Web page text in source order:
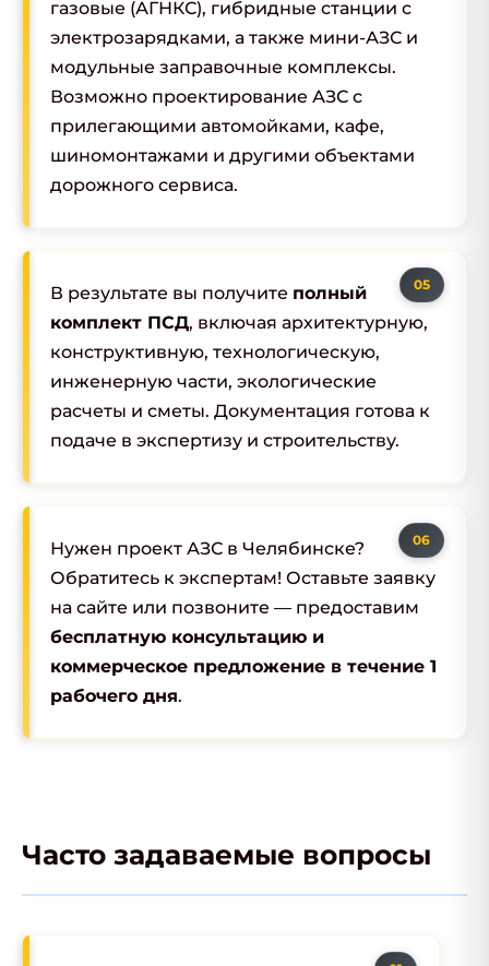
газовые (АГНКС), гибридные станции с
электрозарядками, а также мини-АЗС и
модульные заправочные комплексы.
Возможно проектирование АЗС с
прилегающими автомойками, кафе,
шиномонтажами и другими объектами
дорожного сервиса.
В результате вы получите полный
комплект ПСД, включая архитектурную,
конструктивную, технологическую,
инженерную части, экологические
расчеты и сметы. Документация готова к
подаче в экспертизу и строительству.
Нужен проект АЗС в Челябинске?
Обратитесь к экспертам! Оставьте заявку
на сайте или позвоните — предоставим
бесплатную консультацию и
коммерческое предложение в течение 1
рабочего дня.
Часто задаваемые вопросы